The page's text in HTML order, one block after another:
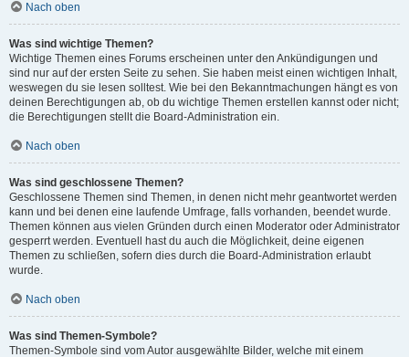
Nach oben
Was sind wichtige Themen?
Wichtige Themen eines Forums erscheinen unter den Ankündigungen und
sind nur auf der ersten Seite zu sehen. Sie haben meist einen wichtigen Inhalt,
weswegen du sie lesen solltest. Wie bei den Bekanntmachungen hängt es von
deinen Berechtigungen ab, ob du wichtige Themen erstellen kannst oder nicht;
die Berechtigungen stellt die Board-Administration ein.
Nach oben
Was sind geschlossene Themen?
Geschlossene Themen sind Themen, in denen nicht mehr geantwortet werden
kann und bei denen eine laufende Umfrage, falls vorhanden, beendet wurde.
Themen können aus vielen Gründen durch einen Moderator oder Administrator
gesperrt werden. Eventuell hast du auch die Möglichkeit, deine eigenen
Themen zu schließen, sofern dies durch die Board-Administration erlaubt
wurde.
Nach oben
Was sind Themen-Symbole?
Themen-Symbole sind vom Autor ausgewählte Bilder, welche mit einem